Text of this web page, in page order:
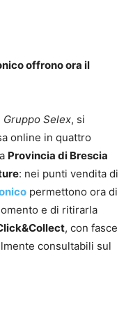
offrono ora il
Gruppo Selex, si
online in quattro
Provincia di Brescia
: nei punti vendita di
permettono ora di
e di ritirarla
, con fasce
consultabili sul